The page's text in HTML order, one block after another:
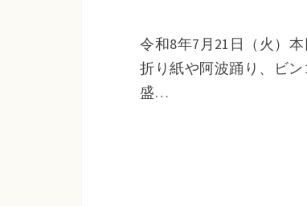
令和8年7月21日（火）
折り紙や阿波踊り、ビ
盛…